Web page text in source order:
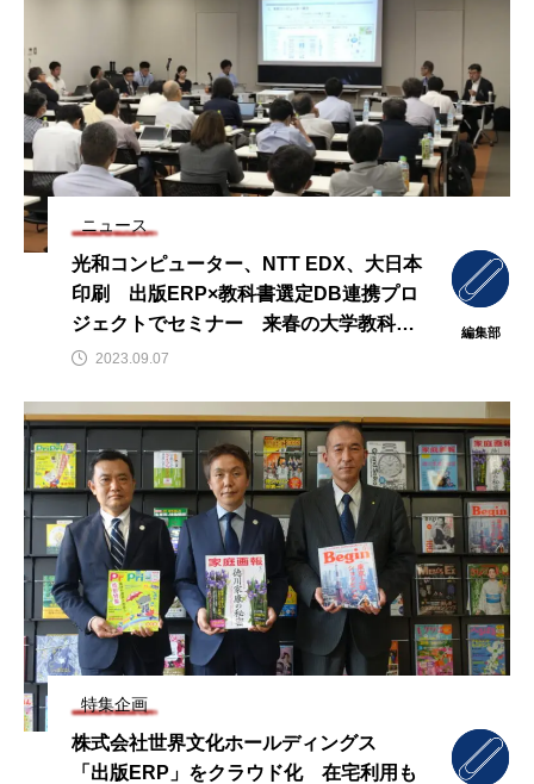
ニュース
光和コンピューター、NTT EDX、大日本
印刷 出版ERP×教科書選定DB連携プロ
ジェクトでセミナー 来春の大学教科書
販売に向け実証実験
編集部
2023.09.07
特集企画
株式会社世界文化ホールディングス
「出版ERP」をクラウド化 在宅利用も